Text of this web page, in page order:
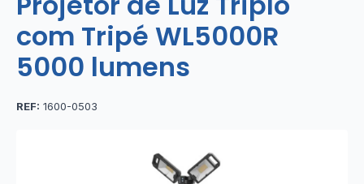
com Tripé WL5000R
5000 lumens
REF: 1600-0503